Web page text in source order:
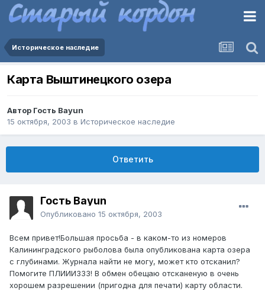
Историческое наследие
Карта Выштинецкого озера
Автор Гость Bayun
15 октября, 2003 в Историческое наследие
Ответить
Гость Bayun
Опубликовано 15 октября, 2003
Всем привет!Большая просьба - в каком-то из номеров
Калининградского рыболова была опубликована карта озера
с глубинами. Журнала найти не могу, может кто отсканил?
Помогите ПЛИИИЗЗЗ! В обмен обещаю отсканеную в очень
хорошем разрешении (пригодна для печати) карту области.